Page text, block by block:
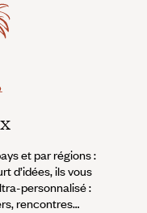
et par régions :
d’idées, ils vous
personnalisé :
rencontres…